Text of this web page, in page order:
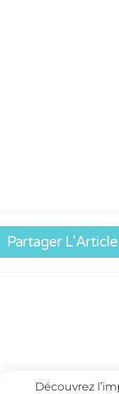
Partager L'Article
Découvrez